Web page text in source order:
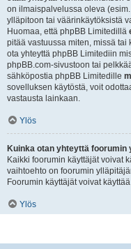
on ilmaispalvelussa oleva
ylläpitoon tai väärinkäytöksistä
Huomaa, että phpBB Limitedillä
pitää vastuussa miten, missä tai
ota yhteyttä phpBB Limitediin
phpBB.com-sivustoon tai
sähköpostia phpBB Limitedille
sovelluksen käytöstä, voit
vastausta lainkaan.
Ylös
Kuinka otan yhteyttä foorumin
Kaikki foorumin käyttäjät voivat
vaihtoehto on foorumin
Foorumin käyttäjät voivat
Ylös